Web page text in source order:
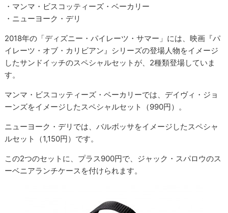
・マンマ・ビスコッティーズ・ベーカリー
・ニューヨーク・デリ
2018年の「ディズニー・パイレーツ・サマー」には、映画『パ
イレーツ・オブ・カリビアン』シリーズの登場人物をイメージ
したサンドイッチのスペシャルセットが、2種類登場していま
す。
マンマ・ビスコッティーズ・ベーカリーでは、デイヴィ・ジョ
ーンズをイメージしたスペシャルセット（990円）。
ニューヨーク・デリでは、バルボッサをイメージしたスペシャ
ルセット（1,150円）です。
この2つのセットに、プラス900円で、ジャック・スパロウのス
ーベニアランチケースを付けられます。